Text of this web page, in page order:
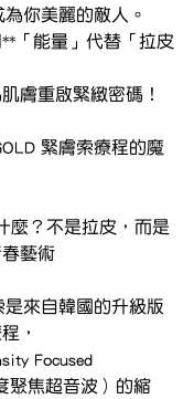
你美麗的敵人。
「能量」代替「拉皮
膚重啟緊緻密碼！
緊膚索療程的魔
麼？不是拉皮，而是
春藝術
是來自韓國的升級版
，
Focused
聚焦超音波）的縮